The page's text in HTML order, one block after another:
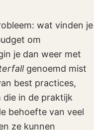
wat vinden je
om
je dan weer met
genoemd mist
best practices,
in de praktijk
behoefte van veel
ze kunnen